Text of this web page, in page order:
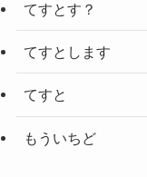
てすとす？
てすとします
てすと
もういちど